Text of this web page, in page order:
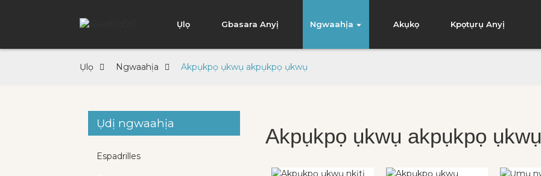
Ụlọ Gbasara Anyị Ngwaahịa Akụkọ Kpọtụrụ Anyị
Ụlọ Ngwaahịa Akpụkpọ ụkwụ akpụkpọ ụkwụ
Ụdị ngwaahịa
Espadrilles
Akpụkpọ ụkwụ akpụkpọ ụkwụ